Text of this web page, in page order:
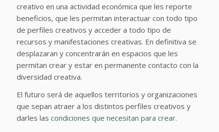
creativo en una actividad económica que les reporte
beneficios, que les permitan interactuar con todo tipo
de perfiles creativos y acceder a todo tipo de
recursos y manifestaciones creativas. En definitiva se
desplazaran y concentrarán en espacios que les
permitan crear y estar en permanente contacto con la
diversidad creativa.
El futuro será de aquellos territorios y organizaciones
que sepan atraer a los distintos perfiles creativos y
darles las condiciones que necesitan para crear.